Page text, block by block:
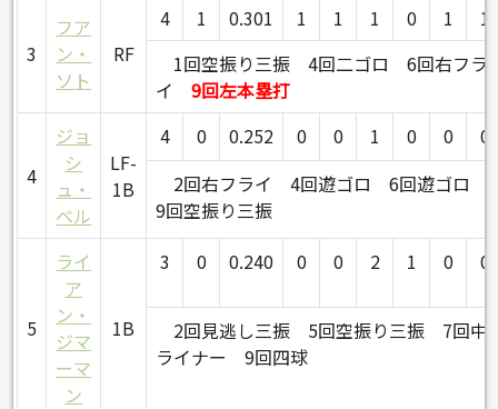
3
フア
ン・
ソト
RF
4 1 0.301 1 1 1 0 1
1
1回空振り三振
4回二ゴロ
6回右フラ
イ
9回左本塁打
4
ジョ
シ
ュ・
ベル
LF-
1B
4 0 0.252 0 0 1 0 0
0
2回右フライ
4回遊ゴロ
6回遊ゴロ
9回空振り三振
5
ライ
ア
ン・
ジマ
ーマ
ン
1B
3 0 0.240 0 0 2 1 0 0
2回見逃し三振 5回空振り三振
7回中
ライナー
9回四球